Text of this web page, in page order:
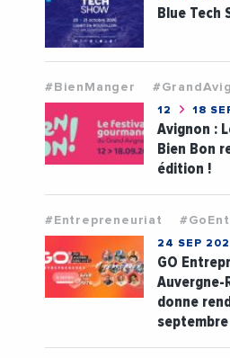
Blue Tech
#BienManger
12 18
Avignon :
Bien Bon
édition !
#Entrepreneuriat
24 SEP
GO
Auvergne-
donne